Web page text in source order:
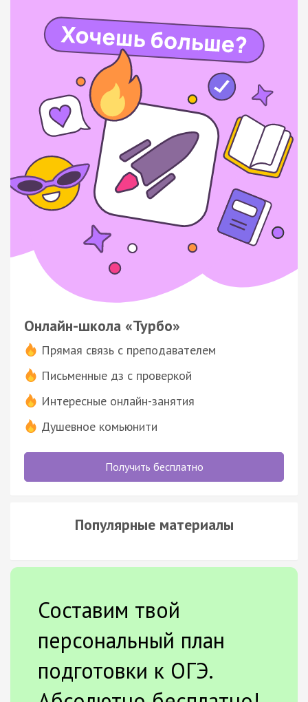
Онлайн-школа «Турбо»
Прямая связь с преподавателем
Письменные дз с проверкой
Интересные онлайн-занятия
Душевное комьюнити
Получить бесплатно
Популярные материалы
Составим твой
персональный план
подготовки к ОГЭ.